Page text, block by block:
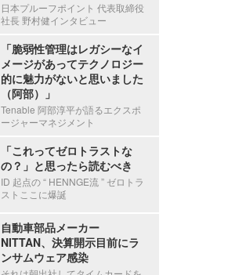
日本プルーフポイント 代表取締役
社長 野村健インタビュー
「脆弱性管理はレガシーなイ
メージがあってテクノロジー
的に魅力がないと思いました
（阿部）」
Tenable 阿部淳平が語るエクスポ
ージャーマネジメント
「これってゼロトラストな
の？」と思ったら読むべき
ID 起点の “ HENNGE流 ” ゼロトラ
ストここに爆誕
自動車部品メーカー
NITTAN、決算開示目前にラ
ンサムウェア感染